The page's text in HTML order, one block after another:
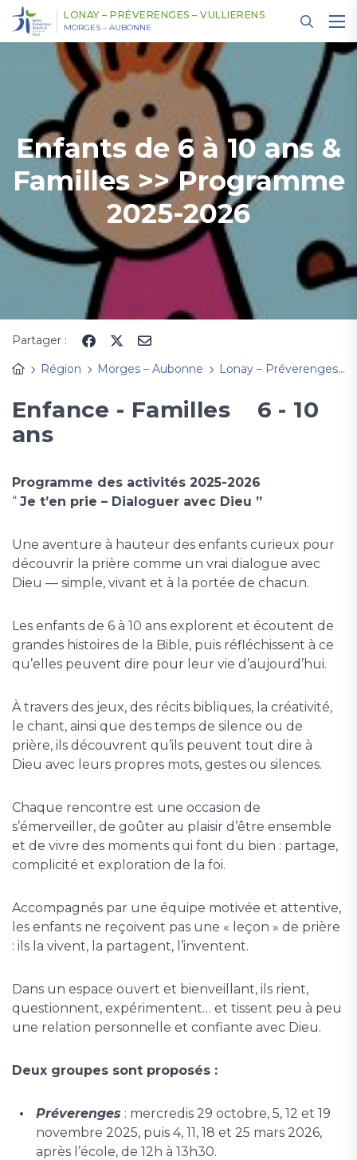
LONAY – PRÉVERENGES – VULLIERENS
MORGES – AUBONNE
Enfants de 6 à 10 ans &
Familles >> Programme
2025-2026
Partager :
Région
Morges – Aubonne Lonay – Préverenges – Vullierens
Enfance - Familles 6 - 10
ans
Programme des activités 2025-2026
“ Je t’en prie – Dialoguer avec Dieu ”
Une aventure à hauteur des enfants curieux pour
découvrir la prière comme un vrai dialogue avec
Dieu — simple, vivant et à la portée de chacun.
Les enfants de 6 à 10 ans explorent et écoutent de
grandes histoires de la Bible, puis réfléchissent à ce
qu’elles peuvent dire pour leur vie d’aujourd’hui.
À travers des jeux, des récits bibliques, la créativité,
le chant, ainsi que des temps de silence ou de
prière, ils découvrent qu’ils peuvent tout dire à
Dieu avec leurs propres mots, gestes ou silences.
Chaque rencontre est une occasion de
s’émerveiller, de goûter au plaisir d’être ensemble
et de vivre des moments qui font du bien : partage,
complicité et exploration de la foi.
Accompagnés par une équipe motivée et attentive,
les enfants ne reçoivent pas une « leçon » de prière
: ils la vivent, la partagent, l’inventent.
Dans un espace ouvert et bienveillant, ils rient,
questionnent, expérimentent… et tissent peu à peu
une relation personnelle et confiante avec Dieu.
Deux groupes sont proposés :
Préverenges : mercredis 29 octobre, 5, 12 et 19
novembre 2025, puis 4, 11, 18 et 25 mars 2026,
après l’école, de 12h à 13h30.
Panneau de gestion des cookies